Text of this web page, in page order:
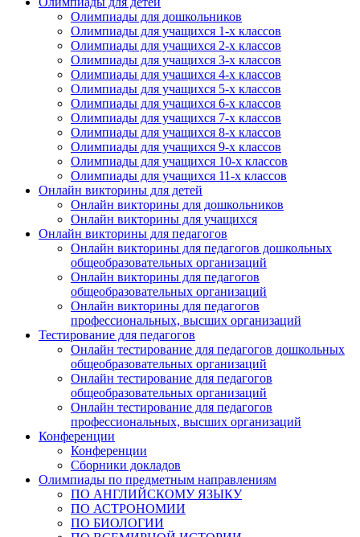
Олимпиады для дошкольников
Олимпиады для учащихся 1-х классов
Олимпиады для учащихся 2-х классов
Олимпиады для учащихся 3-х классов
Олимпиады для учащихся 4-х классов
Олимпиады для учащихся 5-х классов
Олимпиады для учащихся 6-х классов
Олимпиады для учащихся 7-х классов
Олимпиады для учащихся 8-х классов
Олимпиады для учащихся 9-х классов
Олимпиады для учащихся 10-х классов
Олимпиады для учащихся 11-х классов
Онлайн викторины для детей
Онлайн викторины для дошкольников
Онлайн викторины для учащихся
Онлайн викторины для педагогов
Онлайн викторины для педагогов дошкольных
общеобразовательных организаций
Онлайн викторины для педагогов
общеобразовательных организаций
Онлайн викторины для педагогов
профессиональных, высших организаций
Тестирование для педагогов
Онлайн тестирование для педагогов дошкольных
общеобразовательных организаций
Онлайн тестирование для педагогов
общеобразовательных организаций
Онлайн тестирование для педагогов
профессиональных, высших организаций
Конференции
Конференции
Сборники докладов
Олимпиады по предметным направлениям
ПО АНГЛИЙСКОМУ ЯЗЫКУ
ПО АСТРОНОМИИ
ПО БИОЛОГИИ